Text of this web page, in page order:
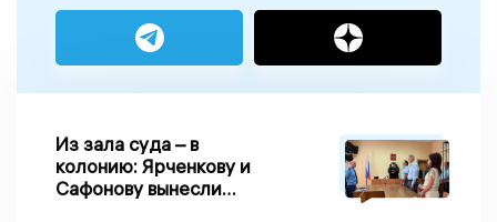
Из зала суда – в
колонию: Ярченкову и
Сафонову вынесли